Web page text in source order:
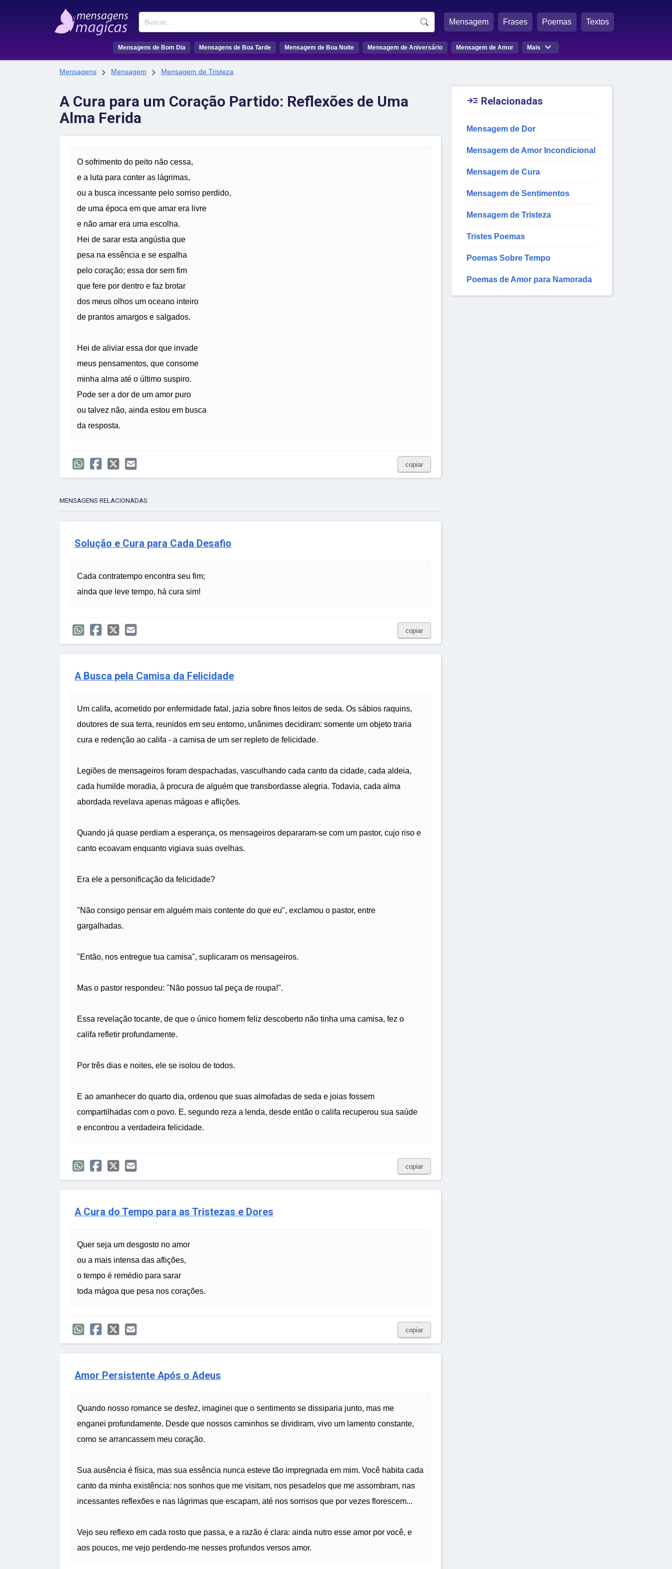
Buscar Mensagem Frases Poemas Textos
Mensagens de Bom Dia Mensagens de Boa Tarde Mensagem de Boa Noite Mensagem de Aniversário Mensagem de Amor Mais 
Mensagens  Mensagem  Mensagem de Tristeza
A Cura para um Coração Partido: Reflexões de Uma
Alma Ferida
O sofrimento do peito não cessa,
e a luta para conter as lágrimas,
ou a busca incessante pelo sorriso perdido,
de uma época em que amar era livre
e não amar era uma escolha.
Hei de sarar esta angústia que
pesa na essência e se espalha
pelo coração; essa dor sem fim
que fere por dentro e faz brotar
dos meus olhos um oceano inteiro
de prantos amargos e salgados.
Hei de aliviar essa dor que invade
meus pensamentos, que consome
minha alma até o último suspiro.
Pode ser a dor de um amor puro
ou talvez não, ainda estou em busca
da resposta.
copiar
MENSAGENS RELACIONADAS
Solução e Cura para Cada Desafio
Cada contratempo encontra seu fim;
ainda que leve tempo, há cura sim!
copiar
A Busca pela Camisa da Felicidade
Um califa, acometido por enfermidade fatal, jazia sobre finos leitos de seda. Os sábios raquins,
doutores de sua terra, reunidos em seu entorno, unânimes decidiram: somente um objeto traria
cura e redenção ao califa - a camisa de um ser repleto de felicidade.
Legiões de mensageiros foram despachadas, vasculhando cada canto da cidade, cada aldeia,
cada humilde moradia, à procura de alguém que transbordasse alegria. Todavia, cada alma
abordada revelava apenas mágoas e aflições.
Quando já quase perdiam a esperança, os mensageiros depararam-se com um pastor, cujo riso e
canto ecoavam enquanto vigiava suas ovelhas.
Era ele a personificação da felicidade?
"Não consigo pensar em alguém mais contente do que eu", exclamou o pastor, entre
gargalhadas.
"Então, nos entregue tua camisa", suplicaram os mensageiros.
Mas o pastor respondeu: "Não possuo tal peça de roupa!".
Essa revelação tocante, de que o único homem feliz descoberto não tinha uma camisa, fez o
califa refletir profundamente.
Por três dias e noites, ele se isolou de todos.
E ao amanhecer do quarto dia, ordenou que suas almofadas de seda e joias fossem
compartilhadas com o povo. E, segundo reza a lenda, desde então o califa recuperou sua saúde
e encontrou a verdadeira felicidade.
copiar
A Cura do Tempo para as Tristezas e Dores
Quer seja um desgosto no amor
ou a mais intensa das aflições,
o tempo é remédio para sarar
toda mágoa que pesa nos corações.
copiar
Amor Persistente Após o Adeus
Quando nosso romance se desfez, imaginei que o sentimento se dissiparia junto, mas me
enganei profundamente. Desde que nossos caminhos se dividiram, vivo um lamento constante,
como se arrancassem meu coração.
Sua ausência é física, mas sua essência nunca esteve tão impregnada em mim. Você habita cada
canto da minha existência: nos sonhos que me visitam, nos pesadelos que me assombram, nas
incessantes reflexões e nas lágrimas que escapam, até nos sorrisos que por vezes florescem...
Vejo seu reflexo em cada rosto que passa, e a razão é clara: ainda nutro esse amor por você, e
aos poucos, me vejo perdendo-me nesses profundos versos amor.
 Relacionadas
Mensagem de Dor
Mensagem de Amor Incondicional
Mensagem de Cura
Mensagem de Sentimentos
Mensagem de Tristeza
Tristes Poemas
Poemas Sobre Tempo
Poemas de Amor para Namorada